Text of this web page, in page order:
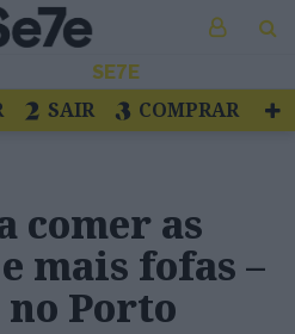
SE7E
SAIR
COMPRAR
comer as
mais fofas –
no Porto